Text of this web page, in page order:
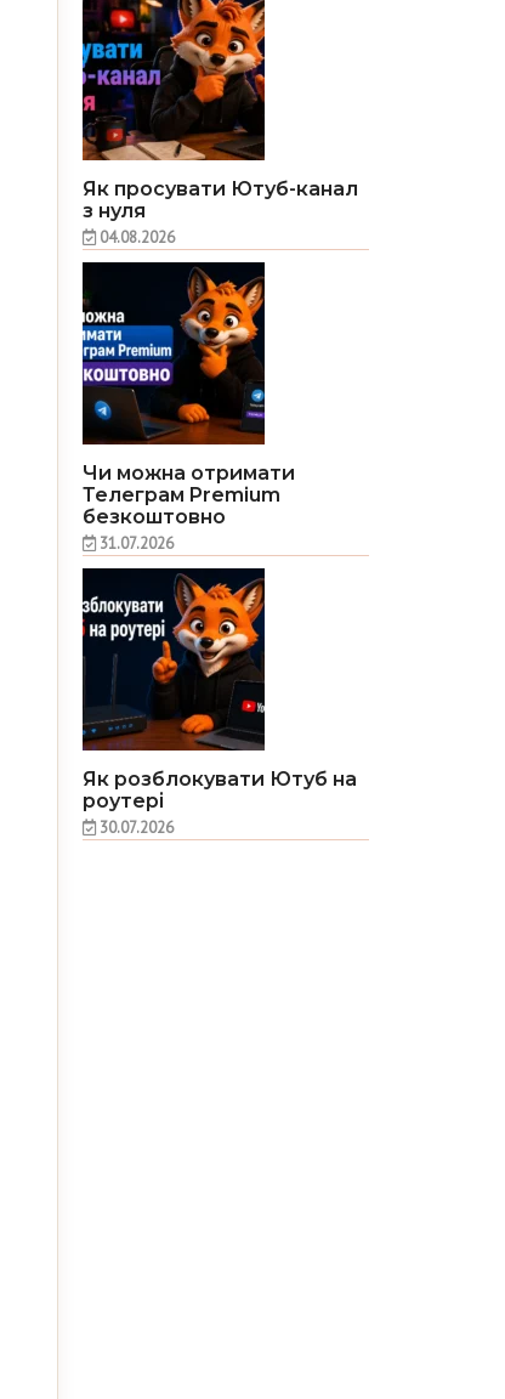
Як просувати Ютуб-канал
з нуля
04.08.2026
Чи можна отримати
Телеграм Premium
безкоштовно
31.07.2026
Як розблокувати Ютуб на
роутері
30.07.2026